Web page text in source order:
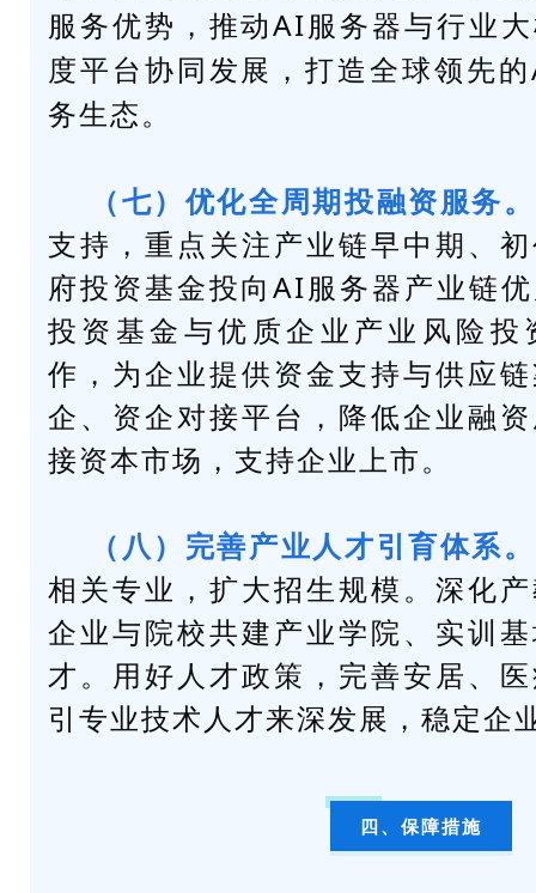
服务优势，推动AI服务器与行业
度平台协同发展，打造全球领先
务生态。
（七）优化全周期投融资服务。
支持，重点关注产业链早中期、
府投资基金投向AI服务器产业链
投资基金与优质企业产业风险投
作，为企业提供资金支持与供应
企、资企对接平台，降低企业融
接资本市场，支持企业上市。
（八）完善产业人才引育体系。
相关专业，扩大招生规模。深化
企业与院校共建产业学院、实训
才。用好人才政策，完善安居、
引专业技术人才来深发展，稳定企
四、保障措施